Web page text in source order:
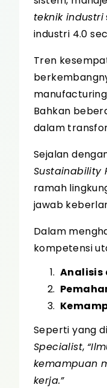
teknik industri
industri 4.0
Tren
Bahkan
dalam
Sejalan
Sustainability
ramah
jawab
Dalam
kompetensi
Analisis
Seperti yang
Specialist,
kemampuan
kerja.”